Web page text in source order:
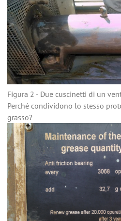
Figura 2 - Due cuscinetti di un
Perché condividono lo stesso
grasso?